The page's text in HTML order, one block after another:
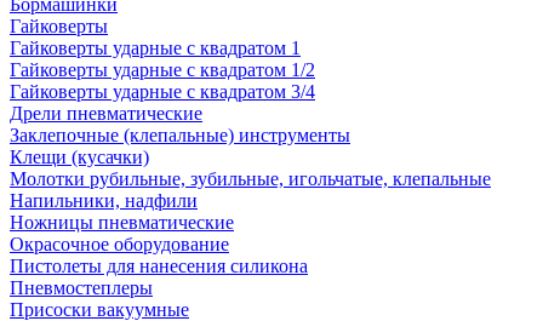
Бормашинки
Гайковерты
Гайковерты ударные с квадратом 1
Гайковерты ударные с квадратом 1/2
Гайковерты ударные с квадратом 3/4
Дрели пневматические
Заклепочные (клепальные) инструменты
Клещи (кусачки)
Молотки рубильные, зубильные, игольчатые, клепальные
Напильники, надфили
Ножницы пневматические
Окрасочное оборудование
Пистолеты для нанесения силикона
Пневмостеплеры
Присоски вакуумные